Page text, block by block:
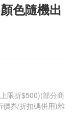
色隨機出
限折$500)(部分商
價券/折扣碼併用)離